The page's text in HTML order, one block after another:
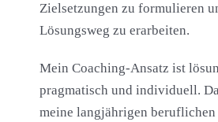
Zielsetzungen zu formulieren
Lösungsweg zu erarbeiten.
Mein Coaching-Ansatz ist
pragmatisch und individuell.
meine langjährigen